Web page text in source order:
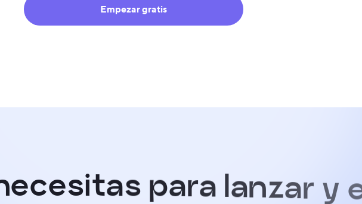
Empezar gratis
ecesitas para lanzar y